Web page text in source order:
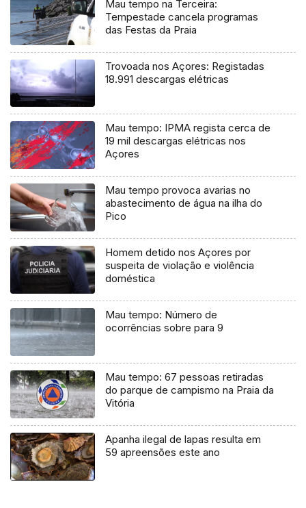
Mau tempo na Terceira:
Tempestade cancela programas
das Festas da Praia
Trovoada nos Açores: Registadas
18.991 descargas elétricas
Mau tempo: IPMA regista cerca de
19 mil descargas elétricas nos
Açores
Mau tempo provoca avarias no
abastecimento de água na ilha do
Pico
Homem detido nos Açores por
suspeita de violação e violência
doméstica
Mau tempo: Número de
ocorrências sobre para 9
Mau tempo: 67 pessoas retiradas
do parque de campismo na Praia da
Vitória
Apanha ilegal de lapas resulta em
59 apreensões este ano